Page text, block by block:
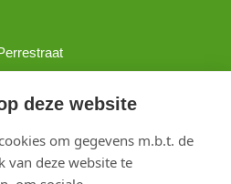
deze website
om gegevens m.b.t. de
van deze website te